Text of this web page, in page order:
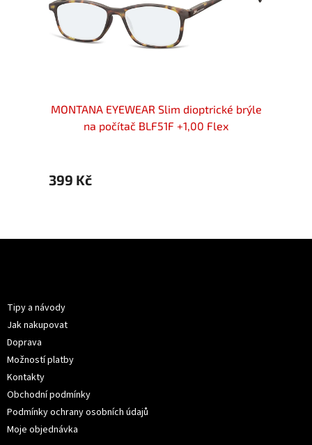
MONTANA EYEWEAR Slim dioptrické brýle
na počítač BLF51F +1,00 Flex
399 Kč
Tipy a návody
Jak nakupovat
Doprava
Možností platby
Kontakty
Obchodní podmínky
Podmínky ochrany osobních údajů
Moje objednávka